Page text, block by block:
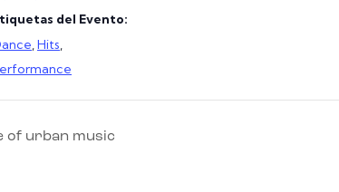
del Evento:
,Hits,
of urban music